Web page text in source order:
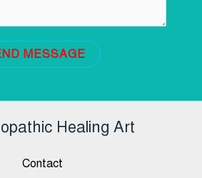
MESSAGE
Healing Art
Contact